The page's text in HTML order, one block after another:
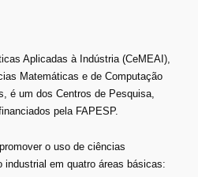
Aplicadas à Indústria (CeMEAI),
Matemáticas e de Computação
é um dos Centros de Pesquisa,
pela FAPESP.
o uso de ciências
em quatro áreas básicas: